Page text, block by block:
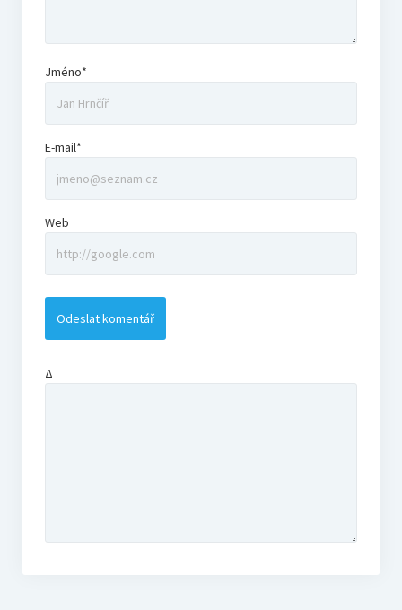
Jméno*
E-mail*
Web
Δ